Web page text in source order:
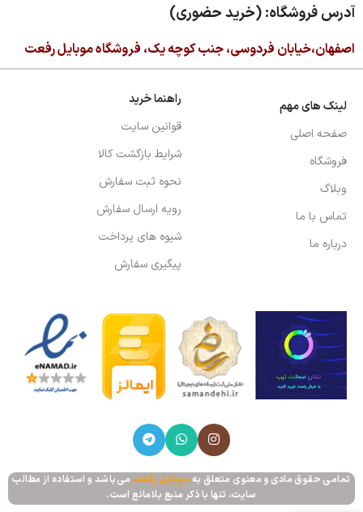
آدرس فروشگاه: (خرید حضوری)
اصفهان،خیابان فردوسی، جنب کوچه یک، فروشگاه موبایل رفعت
لینک های مهم
صفحه اصلی
فروشگاه
وبلاگ
تماس با ما
درباره ما
راهنما خرید
قوانین سایت
شرایط بازگشت کالا
نحوه ثبت سفارش
رویه ارسال سفارش
شیوه های پرداخت
پیگیری سفارش
تمامی حقوق مادی و معنوی متعلق بهموبایل رفعت می‌باشد و استفاده از مطالب
سایت، تنها با ذکر منبع بلامانع است.